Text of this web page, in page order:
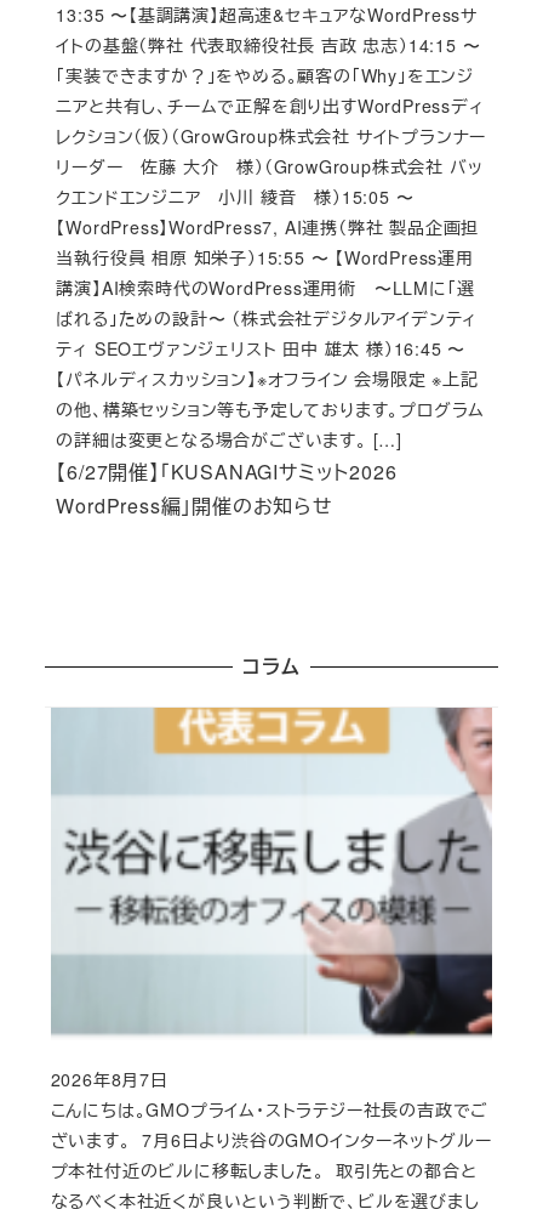
【6/27開催】「KUSANAGIサミット2026
WordPress編」開催のお知らせ
13:35 〜【基調講演】超高速&セキュアなWordPressサ
イトの基盤（弊社 代表取締役社長 吉政 忠志）14:15 〜
「実装できますか？」をやめる。顧客の「Why」をエンジ
ニアと共有し、チームで正解を創り出すWordPressディ
レクション（仮）（GrowGroup株式会社 サイトプランナー
リーダー 佐藤 大介 様）（GrowGroup株式会社 バッ
クエンドエンジニア 小川 綾音 様）15:05 〜
【WordPress】WordPress7, AI連携（弊社 製品企画担
当執行役員 相原 知栄子）15:55 〜 【WordPress運用
講演】AI検索時代のWordPress運用術 〜LLMに「選
ばれる」ための設計〜 （株式会社デジタルアイデンティ
ティ SEOエヴァンジェリスト 田中 雄太 様）16:45 〜
【パネルディスカッション】※オフライン 会場限定 ※上記
の他、構築セッション等も予定しております。プログラム
の詳細は変更となる場合がございます。 […]
コラム
こんにちは。GMOプライム・ストラテジー社長の吉政でご
ざいます。 7月6日より渋谷のGMOインターネットグルー
プ本社付近のビルに移転しました。 取引先との都合と
なるべく本社近くが良いという判断で、ビルを選びまし
Published
2026年8月7日